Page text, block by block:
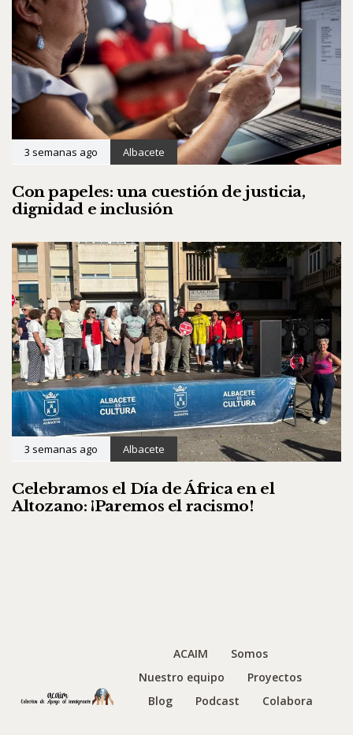
3 semanas ago Albacete
Con papeles: una cuestión de justicia,
dignidad e inclusión
3 semanas ago Albacete
Celebramos el Día de África en el
Altozano: ¡Paremos el racismo!
ACAIM
Somos
Nuestro equipo
Proyectos
Blog
Podcast Colabora